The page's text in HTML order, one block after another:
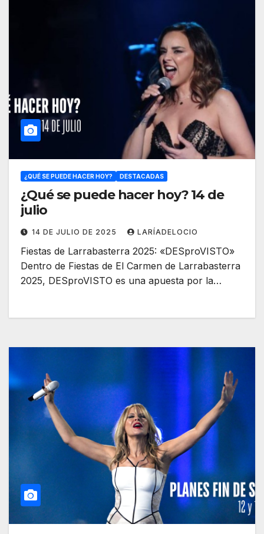
¿QUÉ SE PUEDE HACER HOY? DESTACADAS
¿Qué se puede hacer hoy? 14 de
julio
14 DE JULIO DE 2025 LARÍADELOCIO
Fiestas de Larrabasterra 2025: «DESproVISTO»
Dentro de Fiestas de El Carmen de Larrabasterra
2025, DESproVISTO es una apuesta por la…